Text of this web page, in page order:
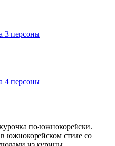
3 персоны
4 персоны
по-южнокорейски.
южнокорейском стиле со
из курицы.